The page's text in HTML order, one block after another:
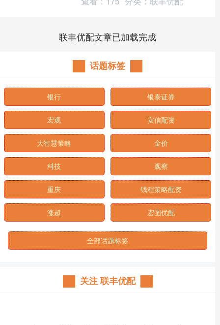
联丰优配文章已加载完成
话题标签
银行 银泰证券
宏观 安信配资
大智慧策略 金价
科技 观察
重庆 钱程策略配资
涨超 宏图优配
全部话题标签
关注 联丰优配